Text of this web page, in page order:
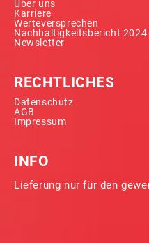
Über uns
Karriere
Werteversprechen
Nachhaltigkeitsbericht 2024
Newsletter
RECHTLICHES
Datenschutz
AGB
Impressum
INFO
Lieferung nur für den